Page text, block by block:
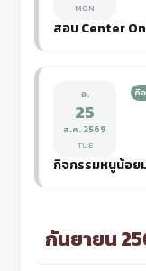
MON
สอบ Center
อ.
25
ส.ค. 2569
TUE
กิ
กิจกรรมหนูน้อย
กันยายน